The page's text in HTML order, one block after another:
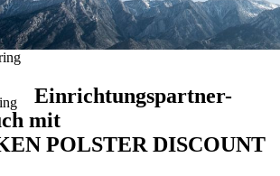
Einrichtungspartner-
mit
POLSTER DISCOUNT